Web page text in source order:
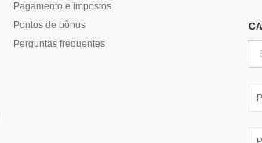
Pagamento e impostos
Pontos de bônus
Perguntas frequentes